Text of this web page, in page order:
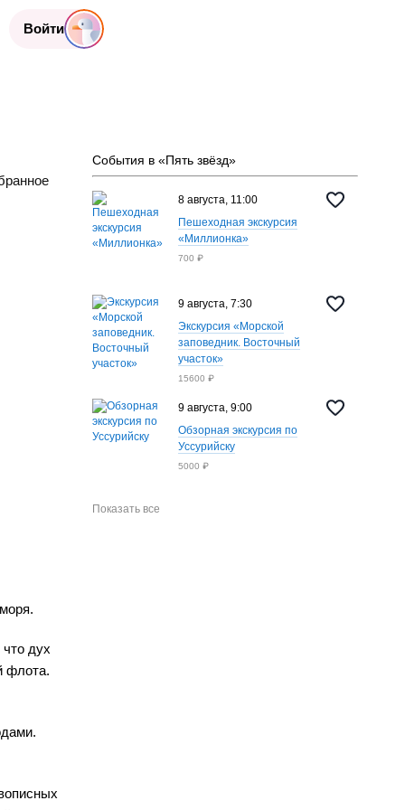
Войти
дух
флота.
События в «Пять звёзд»
8 августа, 11:00
Пешеходная экскурсия
«Миллионка»
700 ₽
9 августа, 7:30
Экскурсия «Морской
заповедник. Восточный
участок»
15600 ₽
9 августа, 9:00
Обзорная экскурсия по
Уссурийску
5000 ₽
Показать все